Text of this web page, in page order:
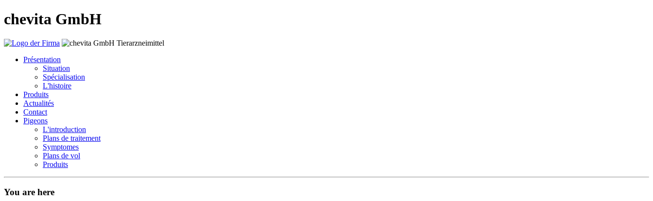
chevita GmbH
Présentation
Situation
Spécialisation
L'histoire
Produits
Actualités
Contact
Pigeons
L'introduction
Plans de traitement
Symptomes
Plans de vol
Produits
You are here